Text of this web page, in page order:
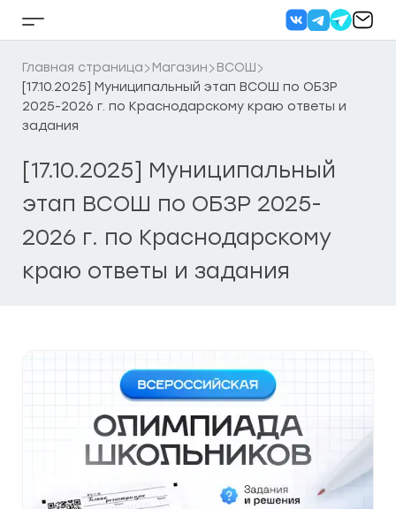
Кнопка
бокового
меню
Главная страница Магазин
ВСОШ
[17.10.2025] Муниципальный этап ВСОШ по ОБЗР
2025-2026 г. по Краснодарскому краю ответы и
задания
[17.10.2025] Муниципальный
этап ВСОШ по ОБЗР 2025-
2026 г. по Краснодарскому
краю ответы и задания